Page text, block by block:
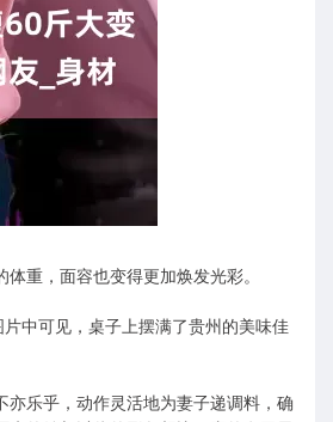
重，面容也变得更加焕发光彩。
中可见，桌子上摆满了贵州的美味佳
乐乎，动作灵活地为妻子递调料，确